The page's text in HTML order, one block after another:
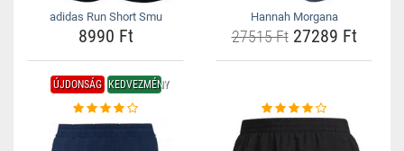
adidas Run Short Smu
8990 Ft
Hannah Morgana
27515 Ft27289 Ft
ÚJDONSÁG KEDVEZMÉNY